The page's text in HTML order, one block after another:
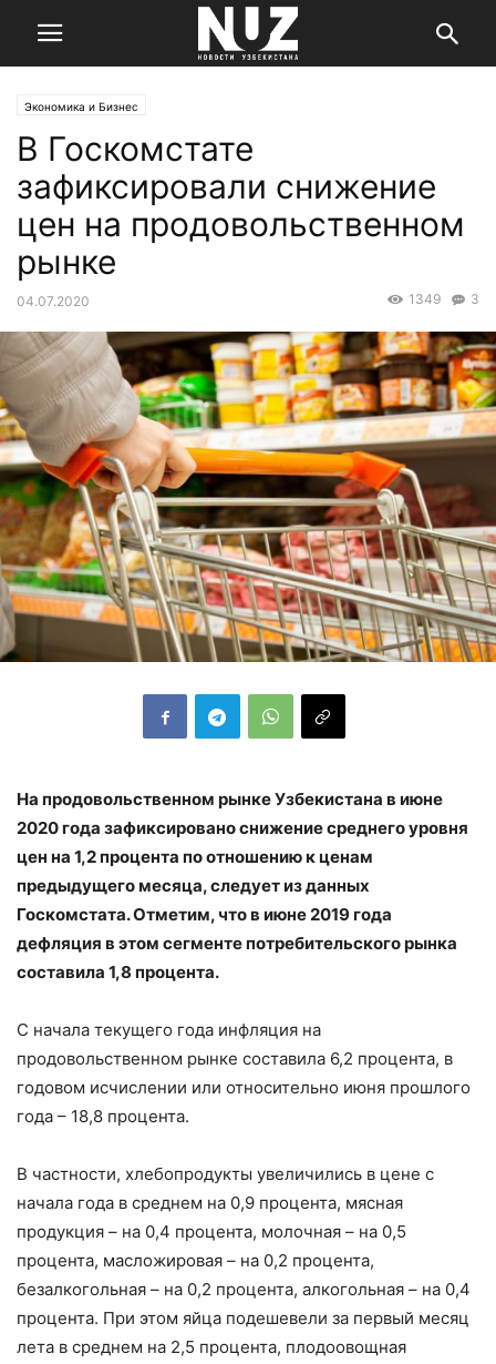
Экономика и Бизнес
В Госкомстате
зафиксировали снижение
цен на продовольственном
рынке
04.07.2020 3
1349
На продовольственном рынке Узбекистана в июне
2020 года зафиксировано снижение среднего уровня
цен на 1,2 процента по отношению к ценам
предыдущего месяца, следует из данных
Госкомстата. Отметим, что в июне 2019 года
дефляция в этом сегменте потребительского рынка
составила 1,8 процента.
С начала текущего года инфляция на
продовольственном рынке составила 6,2 процента, в
годовом исчислении или относительно июня прошлого
года – 18,8 процента.
В частности, хлебопродукты увеличились в цене с
начала года в среднем на 0,9 процента, мясная
продукция – на 0,4 процента, молочная – на 0,5
процента, масложировая – на 0,2 процента,
безалкогольная – на 0,2 процента, алкогольная – на 0,4
процента. При этом яйца подешевели за первый месяц
лета в среднем на 2,5 процента, плодоовощная